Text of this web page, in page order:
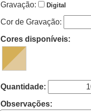
Gravação: Digital
Cor de Gravação:
Cores disponíveis:
Quantidade:
Observações: